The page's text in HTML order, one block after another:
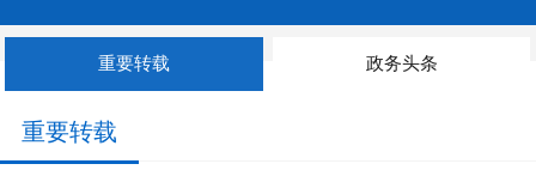
重要转载 政务头条
重要转载